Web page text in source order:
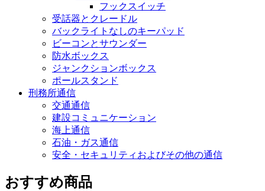
フックスイッチ
受話器とクレードル
バックライトなしのキーパッド
ビーコンとサウンダー
防水ボックス
ジャンクションボックス
ポールスタンド
刑務所通信
交通通信
建設コミュニケーション
海上通信
石油・ガス通信
安全・セキュリティおよびその他の通信
おすすめ商品